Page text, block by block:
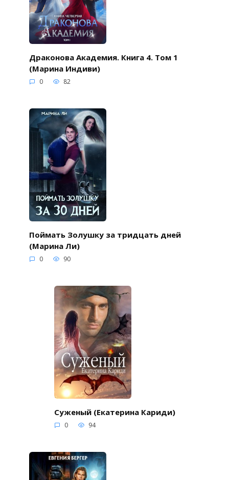
Драконова Академия. Книга 4. Том 1
(Марина Индиви)
0 82
Поймать Золушку за тридцать дней
(Марина Ли)
0 90
Суженый (Екатерина Кариди)
0 94